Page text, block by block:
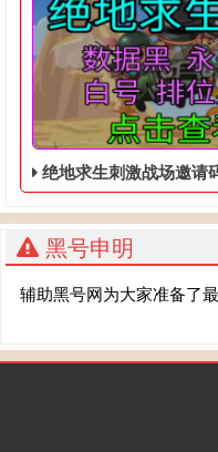
绝地求生刺激战场邀请码 - 绝地
黑号申明
辅助黑号网为大家准备了